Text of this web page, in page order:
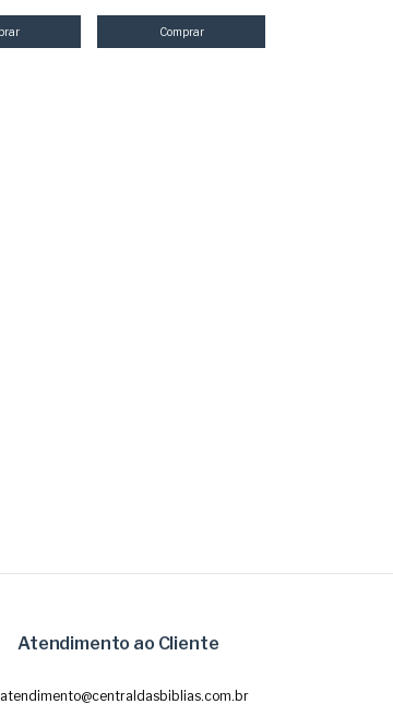
Atendimento ao Cliente
atendimento@centraldasbiblias.com.br